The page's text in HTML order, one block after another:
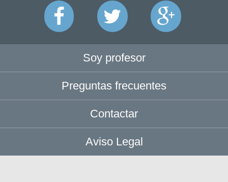
Soy profesor
Preguntas frecuentes
Contactar
Aviso Legal